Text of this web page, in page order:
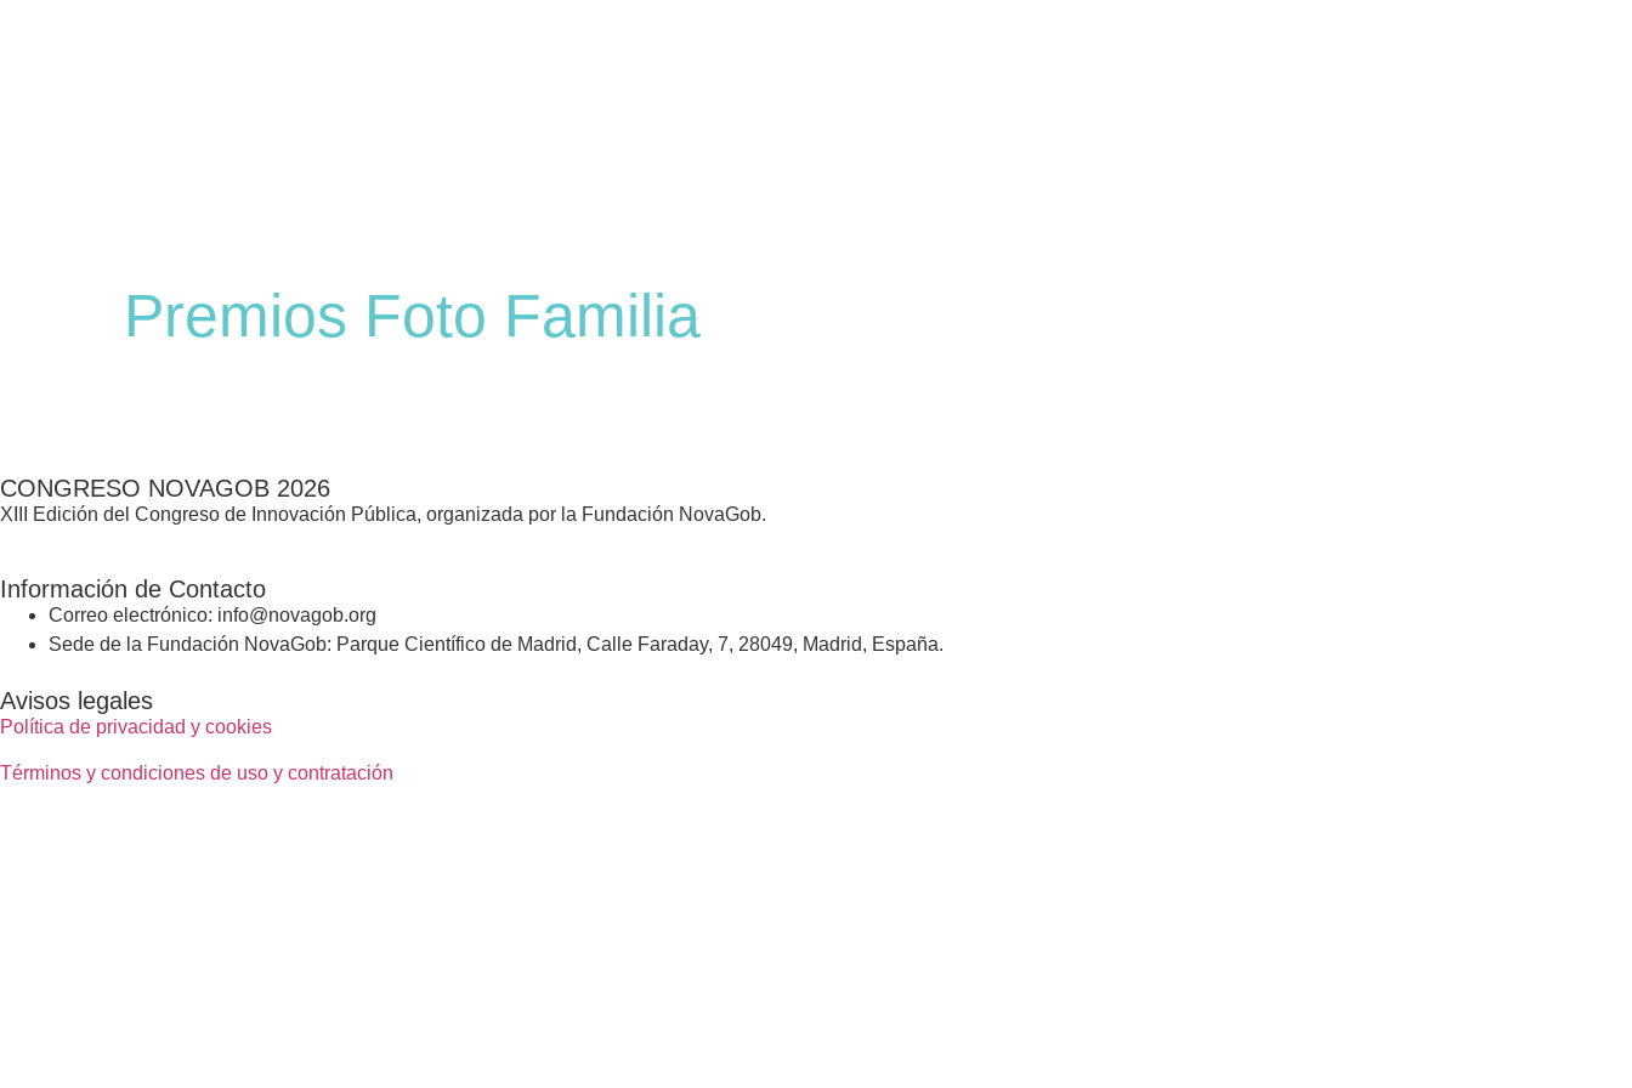
Premios Foto Familia
CONGRESO NOVAGOB 2026
XIII Edición del Congreso de Innovación Pública, organizada por la Fundación NovaGob.
Información de Contacto
Correo electrónico: info@novagob.org
Sede de la Fundación NovaGob: Parque Científico de Madrid, Calle Faraday, 7, 28049, Madrid, España.
Avisos legales
Política de privacidad y cookies
Términos y condiciones de uso y contratación